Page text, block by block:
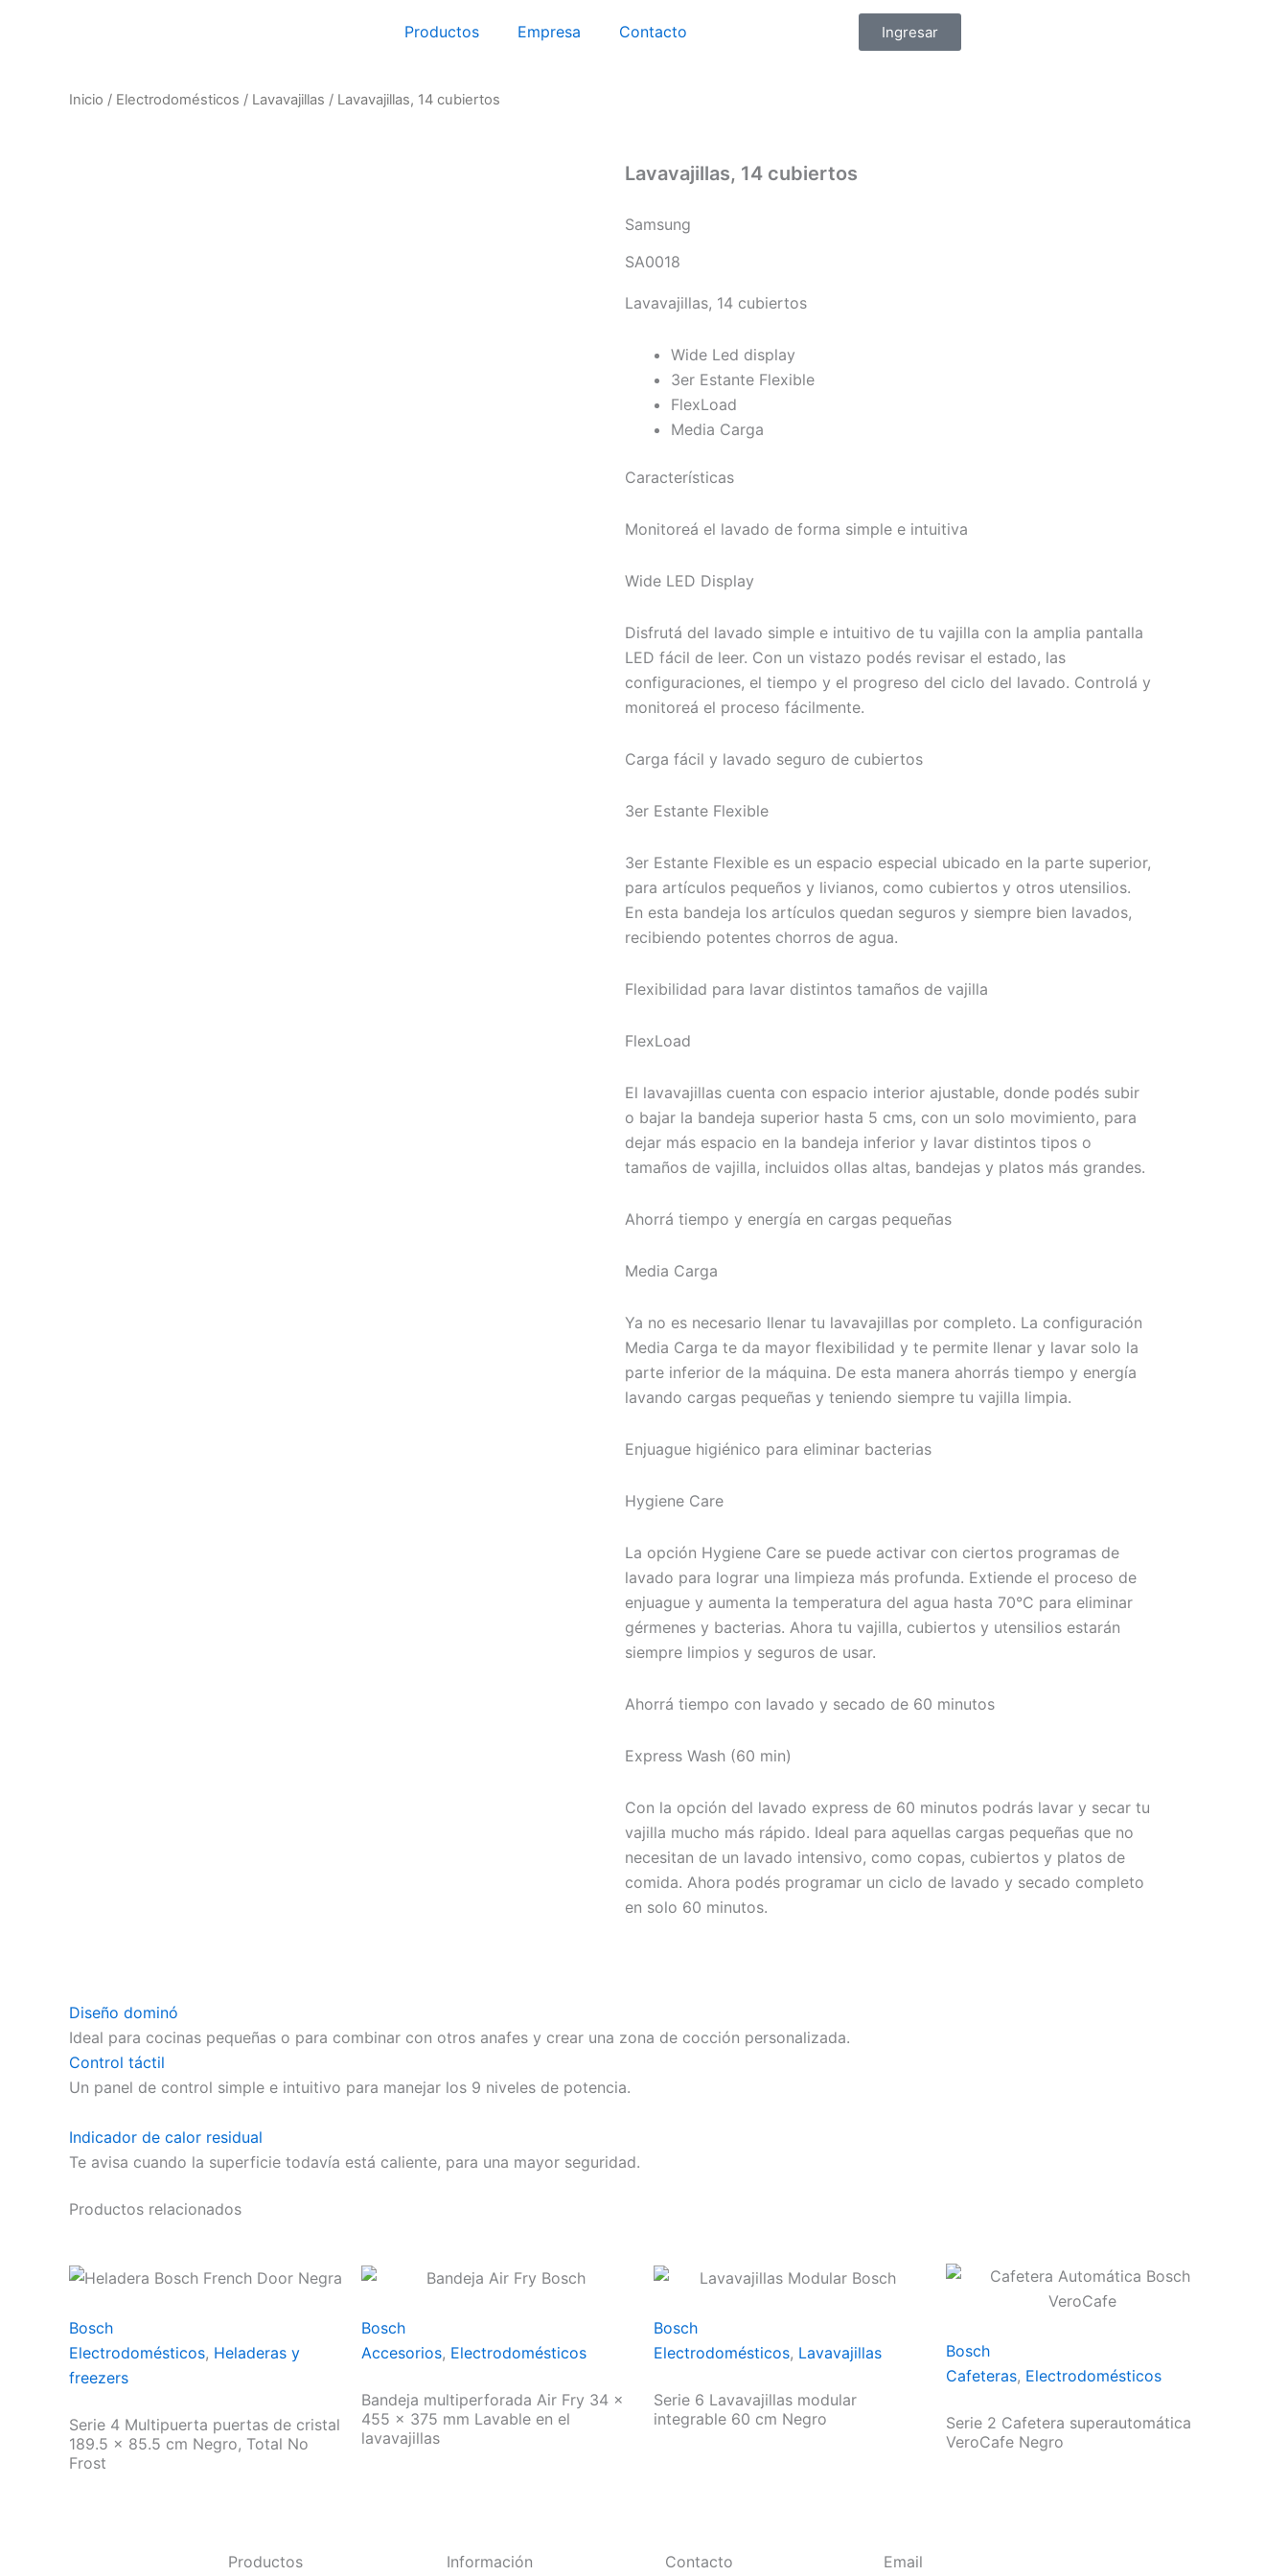
Productos Empresa Contacto Ingresar
Inicio / Electrodomésticos / Lavavajillas / Lavavajillas, 14 cubiertos
Lavavajillas, 14 cubiertos
Samsung
SA0018
Lavavajillas, 14 cubiertos
Wide Led display
3er Estante Flexible
FlexLoad
Media Carga
Características
Monitoreá el lavado de forma simple e intuitiva
Wide LED Display
Disfrutá del lavado simple e intuitivo de tu vajilla con la amplia pantalla
LED fácil de leer. Con un vistazo podés revisar el estado, las
configuraciones, el tiempo y el progreso del ciclo del lavado. Controlá y
monitoreá el proceso fácilmente.
Carga fácil y lavado seguro de cubiertos
3er Estante Flexible
3er Estante Flexible es un espacio especial ubicado en la parte superior,
para artículos pequeños y livianos, como cubiertos y otros utensilios.
En esta bandeja los artículos quedan seguros y siempre bien lavados,
recibiendo potentes chorros de agua.
Flexibilidad para lavar distintos tamaños de vajilla
FlexLoad
El lavavajillas cuenta con espacio interior ajustable, donde podés subir
o bajar la bandeja superior hasta 5 cms, con un solo movimiento, para
dejar más espacio en la bandeja inferior y lavar distintos tipos o
tamaños de vajilla, incluidos ollas altas, bandejas y platos más grandes.
Ahorrá tiempo y energía en cargas pequeñas
Media Carga
Ya no es necesario llenar tu lavavajillas por completo. La configuración
Media Carga te da mayor flexibilidad y te permite llenar y lavar solo la
parte inferior de la máquina. De esta manera ahorrás tiempo y energía
lavando cargas pequeñas y teniendo siempre tu vajilla limpia.
Enjuague higiénico para eliminar bacterias
Hygiene Care
La opción Hygiene Care se puede activar con ciertos programas de
lavado para lograr una limpieza más profunda. Extiende el proceso de
enjuague y aumenta la temperatura del agua hasta 70°C para eliminar
gérmenes y bacterias. Ahora tu vajilla, cubiertos y utensilios estarán
siempre limpios y seguros de usar.
Ahorrá tiempo con lavado y secado de 60 minutos
Express Wash (60 min)
Con la opción del lavado express de 60 minutos podrás lavar y secar tu
vajilla mucho más rápido. Ideal para aquellas cargas pequeñas que no
necesitan de un lavado intensivo, como copas, cubiertos y platos de
comida. Ahora podés programar un ciclo de lavado y secado completo
en solo 60 minutos.
Diseño dominó
Ideal para cocinas pequeñas o para combinar con otros anafes y crear una zona de cocción personalizada.
Control táctil
Un panel de control simple e intuitivo para manejar los 9 niveles de potencia.
Indicador de calor residual
Te avisa cuando la superficie todavía está caliente, para una mayor seguridad.
Productos relacionados
Bosch
Electrodomésticos, Heladeras y
freezers
Serie 4 Multipuerta puertas de cristal
189.5 x 85.5 cm Negro, Total No
Frost
Bosch
Accesorios, Electrodomésticos
Bandeja multiperforada Air Fry 34 x
455 x 375 mm Lavable en el
lavavajillas
Bosch
Electrodomésticos, Lavavajillas
Serie 6 Lavavajillas modular
integrable 60 cm Negro
Bosch
Cafeteras, Electrodomésticos
Serie 2 Cafetera superautomática
VeroCafe Negro
Productos Información Contacto Email